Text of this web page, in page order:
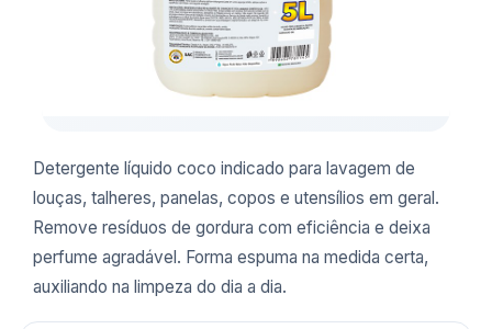
Detergente líquido coco indicado para lavagem de
louças, talheres, panelas, copos e utensílios em geral.
Remove resíduos de gordura com eficiência e deixa
perfume agradável. Forma espuma na medida certa,
auxiliando na limpeza do dia a dia.